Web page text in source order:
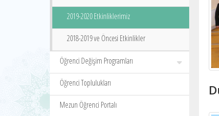
2019-2020 Etkinliklerimiz
2018-2019 ve Öncesi Etkinlikler
Öğrenci Değişim Programları
Öğrenci Toplulukları
Mezun Öğrenci Portalı